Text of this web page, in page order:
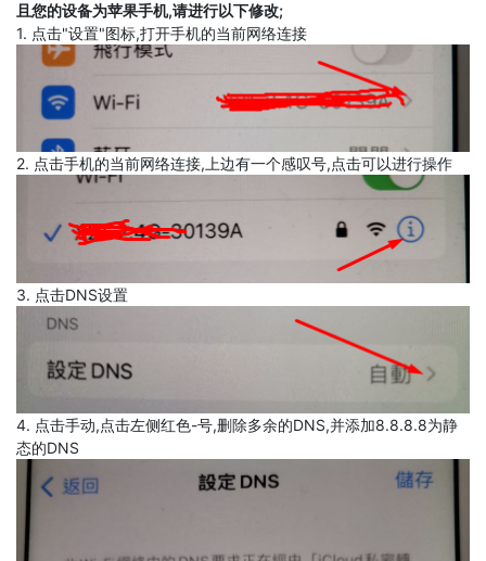
且您的设备为苹果手机,请进行以下修改;
1. 点击"设置"图标,打开手机的当前网络连接
2. 点击手机的当前网络连接,上边有一个感叹号,点击可以进行操作
3. 点击DNS设置
4. 点击手动,点击左侧红色-号,删除多余的DNS,并添加8.8.8.8为静
态的DNS